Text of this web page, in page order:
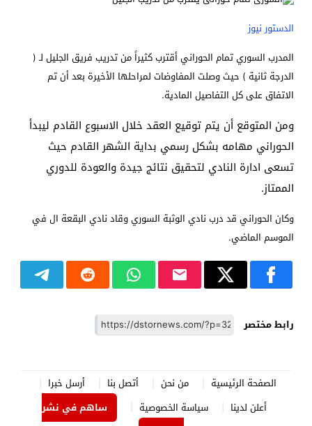
الدستور نيوز
المدرب السوري تمام الحوراني أقترب كثيراً من تدريب فريق الجليل لـ (
الدرجة ثانية ) حيث وصلت المفاوضات لمراحلها الأخيرة بعد أن تم
الاتفاق على كل التفاصيل المادية.
ومن المتوقع أن يتم توقيع العقد خلال الاسبوع القادم ليبدأ
الحوراني مهامه بشكل رسمي بداية الشهر القادم حيث
تسعى ادارة النادي لتحقيق نتائج جيدة والعودة للدوري
الممتاز.
وكان الحوراني قد درب نادي الوثبة السوري وقاد نادي البقعة ال في
الموسم الماضي.
رابط مختصر
الصفحة الرئيسية من نحن أتصل بنا
أرسل خبرا
أعلن لدينا
سياسة الخصوصية
ساهم في نشر